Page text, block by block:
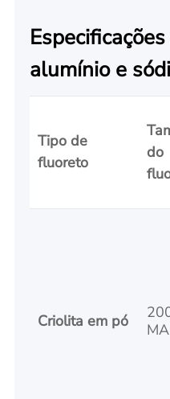
alumínio e
Tipo de
fluoreto
do
Criolita em pó